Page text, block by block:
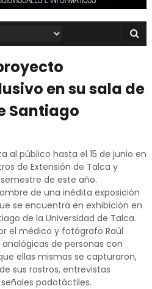
en su sala de
Santiago
al público hasta el 15 de junio en
de Extensión de Talca y
de este año.
de una inédita exposición
se encuentra en exhibición en
de la Universidad de Talca.
el médico y fotógrafo Raúl
de personas con
ellas mismas se capturaron,
sus rostros, entrevistas
podotáctiles.